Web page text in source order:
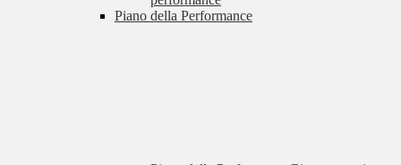
Piano della Performance